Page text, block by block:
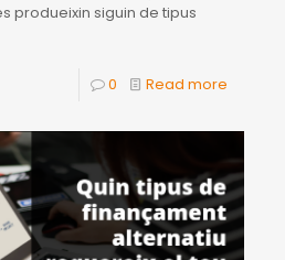
produeixin siguin de tipus
0 Read more